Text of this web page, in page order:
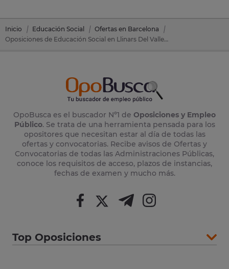
Inicio Educación Social
Ofertas en Barcelona
Oposiciones de Educación Social en Llinars Del Valles (Barcelona)
OpoBusca es el buscador Nº1 de Oposiciones y Empleo
Público. Se trata de una herramienta pensada para los
opositores que necesitan estar al día de todas las
ofertas y convocatorias. Recibe avisos de Ofertas y
Convocatorias de todas las Administraciones Públicas,
conoce los requisitos de acceso, plazos de instancias,
fechas de examen y mucho más.
Top Oposiciones